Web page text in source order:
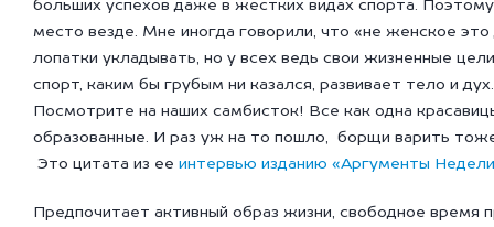
больших успехов даже в жестких видах спорта.
место везде. Мне иногда говорили, что «не женское это
лопатки укладывать, но у всех ведь свои жизненные
спорт, каким бы грубым ни казался, развивает тело и дух.
Посмотрите на наших самбисток! Все как одна
образованные. И раз уж на то пошло, борщи варить
Это цитата из ее интервью изданию «Аргументы
Предпочитает активный образ жизни, свободное время